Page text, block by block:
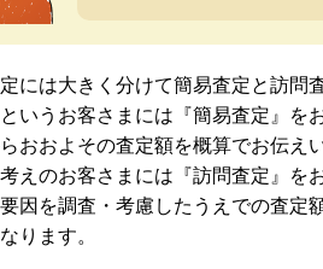
には大きく分けて簡易査定と訪問
いうお客さまには『簡易査定』を
おおよその査定額を概算でお伝え
えのお客さまには『訪問査定』を
因を調査・考慮したうえでの査定
ります。